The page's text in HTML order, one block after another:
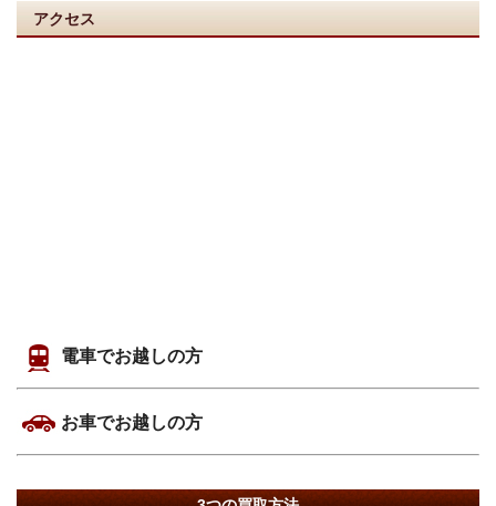
アクセス
電車でお越しの方
お車でお越しの方